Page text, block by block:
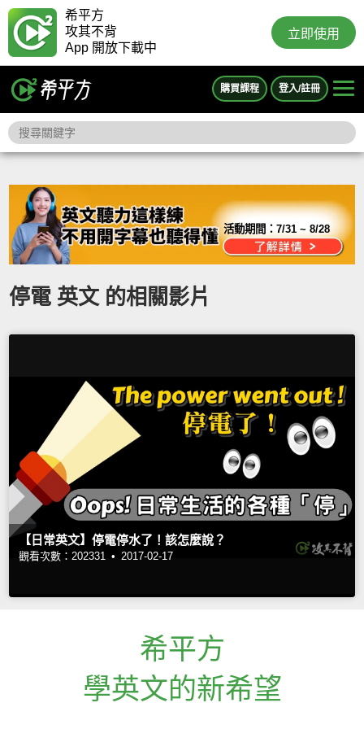
希平方
攻其不背
App 開放下載中
立即使用
購買課程 登入/註冊
活動期間：7/31 ~ 8/28
停電 英文 的相關影片
【日常英文】停電停水了！該怎麼說？
觀看次數：202331 • 2017-02-17
希平方
學英文的新希望